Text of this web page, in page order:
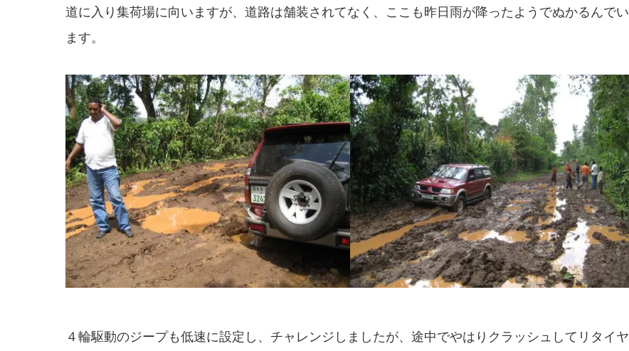
道に入り集荷場に向いますが、道路は舗装されてなく、ここも昨日雨が降ったようでぬかるんでい
ます。
４輪駆動のジープも低速に設定し、チャレンジしましたが、途中でやはりクラッシュしてリタイヤ